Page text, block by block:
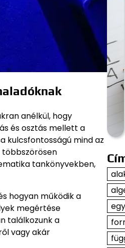
anélkül, hogy
és osztás mellett a
kulcsfontosságú mind az
többszörösen
tankönyvekben,
hogyan működik a
megértése
találkozunk a
vagy akár